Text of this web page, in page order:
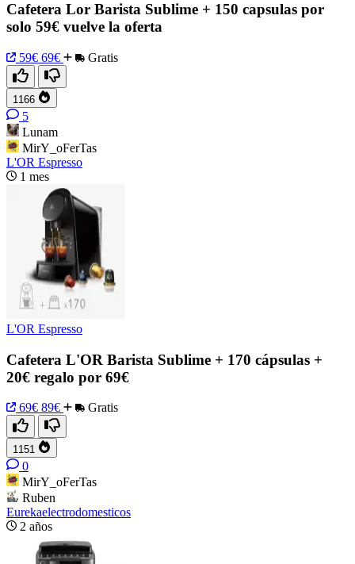
Cafetera Lor Barista Sublime + 150 capsulas por
solo 59€ vuelve la oferta
59€ 69€ Gratis
1166
5
Lunam
MirY_oFerTas
L'OR Espresso
1 mes
L'OR Espresso
Cafetera L'OR Barista Sublime + 170 cápsulas +
20€ regalo por 69€
69€ 89€ Gratis
1151
0
MirY_oFerTas
Ruben
Eurekaelectrodomesticos
2 años